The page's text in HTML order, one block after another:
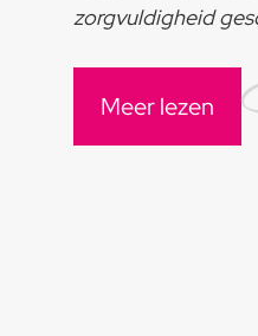
zorgvuldigheid
Meer lezen